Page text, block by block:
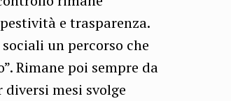
e trasparenza.
un percorso che
Rimane poi sempre da
mesi svolge